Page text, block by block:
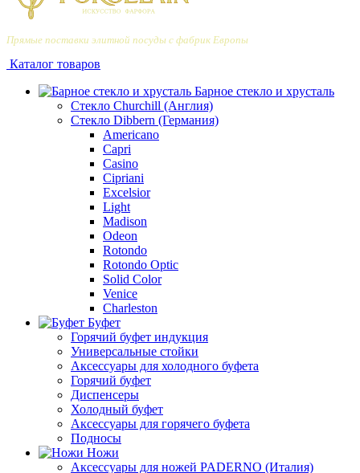
Прямые поставки элитной посуды с фабрик Европы
Каталог товаров
Барное стекло и хрусталь
Стекло Churchill (Англия)
Стекло Dibbern (Германия)
Americano
Capri
Casino
Cipriani
Excelsior
Light
Madison
Odeon
Rotondo
Rotondo Optic
Solid Color
Venice
Сharleston
Буфет
Горячий буфет индукция
Универсальные стойки
Аксессуары для холодного буфета
Горячий буфет
Диспенсеры
Холодный буфет
Аксессуары для горячего буфета
Подносы
Ножи
Аксессуары для ножей PADERNO (Италия)